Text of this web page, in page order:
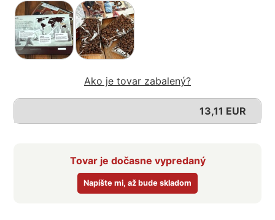
Ako je tovar zabalený?
13,11 EUR
Tovar je dočasne vypredaný
Napíšte mi, až bude skladom